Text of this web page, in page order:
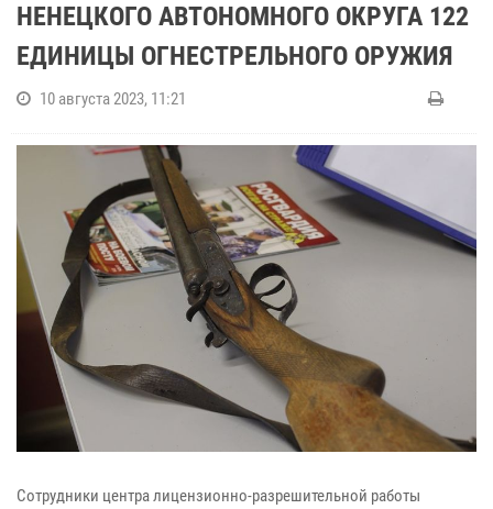
НЕНЕЦКОГО АВТОНОМНОГО ОКРУГА 122
ЕДИНИЦЫ ОГНЕСТРЕЛЬНОГО ОРУЖИЯ
10 августа 2023, 11:21
Сотрудники центра лицензионно-разрешительной работы